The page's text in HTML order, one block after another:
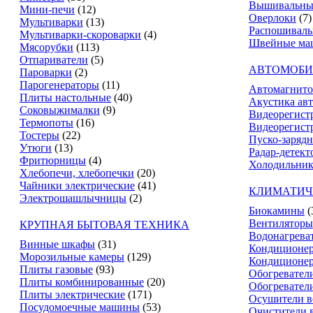
Мини-печи (12)
Мультиварки (13)
Мультиварки-скороварки (4)
Мясорубки (113)
Отпариватели (5)
Пароварки (2)
Парогенераторы (11)
Плиты настольные (40)
Соковыжималки (9)
Термопоты (16)
Тостеры (22)
Утюги (13)
Фритюрницы (4)
Хлебопечи, хлебопечки (20)
Чайники электрические (41)
Электрошашлычницы (2)
КРУПНАЯ БЫТОВАЯ ТЕХНИКА
Винные шкафы (31)
Морозильные камеры (129)
Плиты газовые (93)
Плиты комбинированные (20)
Плиты электрические (171)
Посудомоечные машины (53)
Оверлоки (7)
Швейные
Акустика
Пуско-
Радар-
Биокамины
Вентиляторы
Осушители